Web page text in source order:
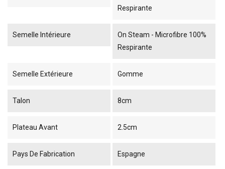
Respirante
Semelle Intérieure
On Steam - Microfibre 100%
Respirante
Semelle Extérieure Gomme
Talon 8cm
Plateau Avant 2.5cm
Pays De Fabrication Espagne